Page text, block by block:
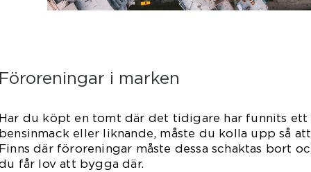
Föroreningar i marken
Har du köpt en tomt där det tidigare har funnits ett
bensinmack eller liknande, måste du kolla upp så
Finns där föroreningar måste dessa schaktas bort
får lov att bygga där.